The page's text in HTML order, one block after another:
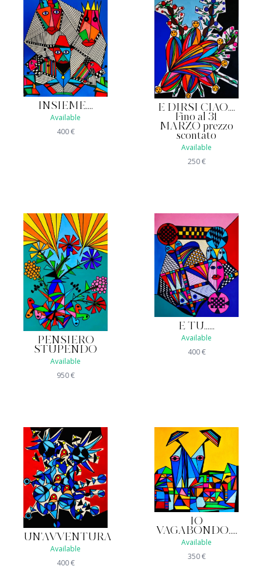
INSIEME....
Available
400€
E DIRSI CIAO....
Fino al 31
MARZO prezzo
scontato
Available
250€
PENSIERO
STUPENDO
Available
950€
E TU......
Available
400€
UN'AVVENTURA
Available
400€
IO
VAGABONDO.....
Available
350€